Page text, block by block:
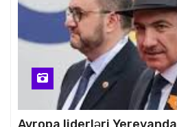
Avropa liderləri Yerevanda